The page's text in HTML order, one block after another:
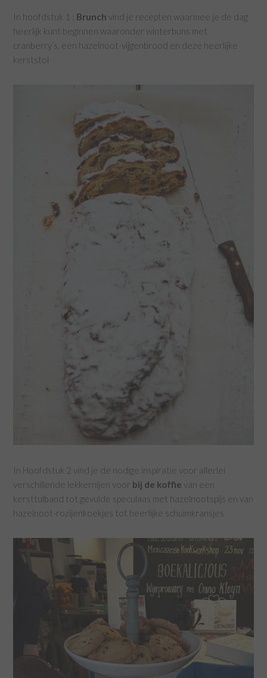
In hoofdstuk 1 : Brunchvind je recepten waarmee je de dag
heerlijk kunt beginnen waaronder winterbuns met
cranberry’s, een hazelnoot-vijgenbrood en deze heerlijke
kerststol
In Hoofdstuk 2 vind je de nodige inspiratie voor allerlei
verschillende lekkernijen voor bij de koffie van een
kersttulband tot gevulde speculaas met hazelnootspijs en van
hazelnoot-rozijenkoekjes tot heerlijke schuimkransjes